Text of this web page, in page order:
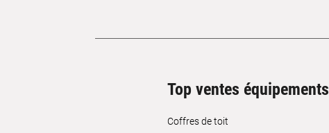
Top ventes équipements
Coffres de toit